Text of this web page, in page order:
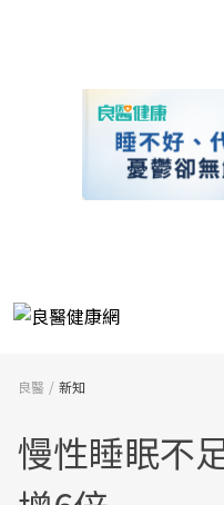
良醫 新知
慢性睡眠不